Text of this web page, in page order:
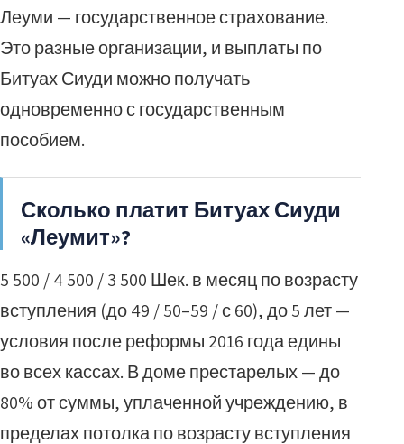
Леуми — государственное страхование.
Это разные организации, и выплаты по
Битуах Сиуди можно получать
одновременно с государственным
пособием.
Сколько платит Битуах Сиуди
«Леумит»?
5 500 / 4 500 / 3 500 Шек. в месяц по возрасту
вступления (до 49 / 50–59 / с 60), до 5 лет —
условия после реформы 2016 года едины
во всех кассах. В доме престарелых — до
80% от суммы, уплаченной учреждению, в
пределах потолка по возрасту вступления